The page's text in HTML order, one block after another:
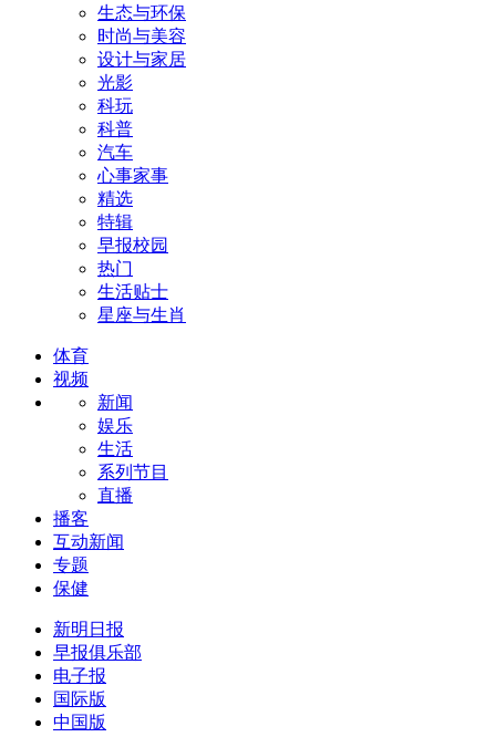
生态与环保
时尚与美容
设计与家居
光影
科玩
科普
汽车
心事家事
精选
特辑
早报校园
热门
生活贴士
星座与生肖
体育
视频
新闻
娱乐
生活
系列节目
直播
播客
互动新闻
专题
保健
新明日报
早报俱乐部
电子报
国际版
中国版